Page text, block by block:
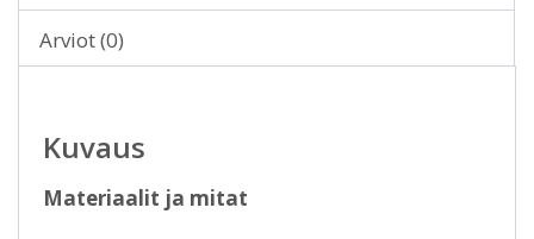
Arviot (0)
Kuvaus
Materiaalit ja mitat